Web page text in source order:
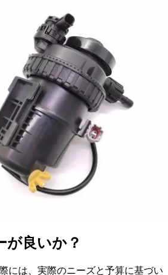
が良いか？
には、実際のニーズと予算に基づい